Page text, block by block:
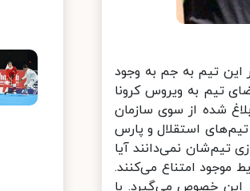
این تیم به جم به وجود
تیم به ویروس کرونا
شده از سوی سازمان
استقلال و پارس
تیم‌شان نمی‌دانند آیا
امتناع می‌کنند.
خصوص می‌گیرد. با